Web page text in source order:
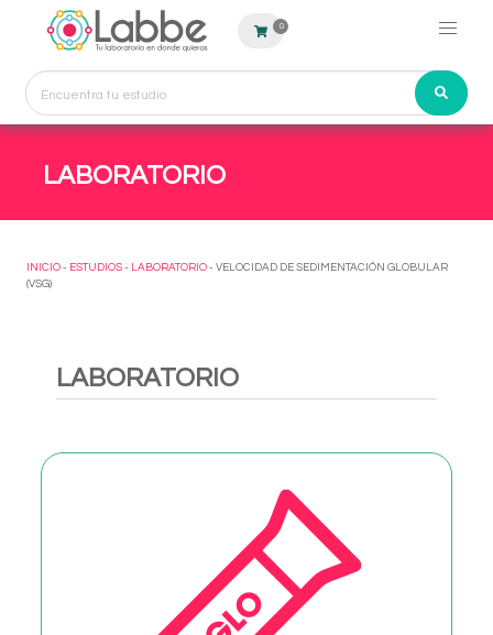
0
LABORATORIO
INICIO - ESTUDIOS - LABORATORIO - VELOCIDAD DE SEDIMENTACIÓN GLOBULAR
(VSG)
LABORATORIO